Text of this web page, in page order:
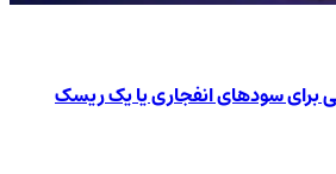
سودهای انفجاری یا یک ریسک